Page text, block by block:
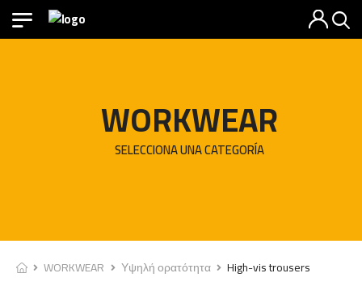
WORKWEAR
SELECCIONA UNA CATEGORÍA
WORKWEAR Υψηλή ορατότητα High-vis trousers